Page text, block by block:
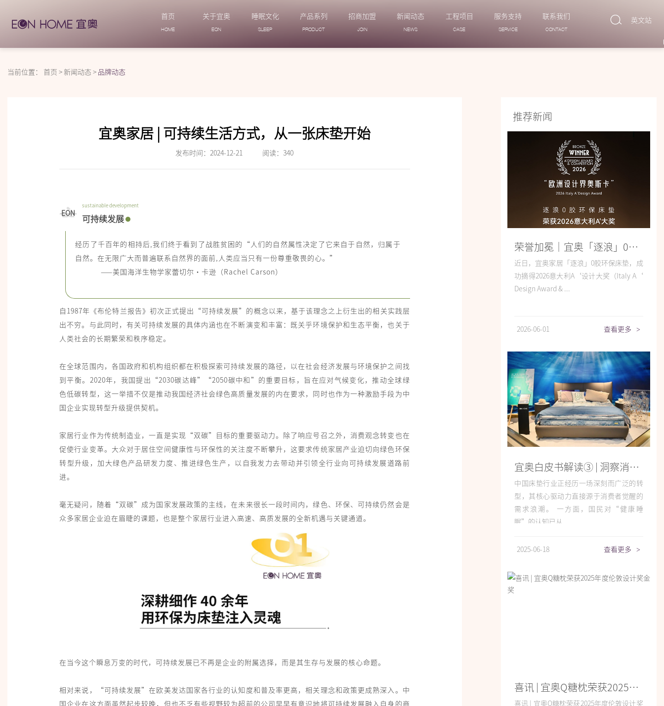
首页
HOME
关于宜奥
EON
睡眠文化
SLEEP
产品系列
PRODUCT
招商加盟
JOIN
新闻动态
NEWS
工程项目
CASE
服务支持
SERVICE
联系我们
CONTACT
英文站
当前位置： 首页 >新闻动态 > 品牌动态
宜奥家居 | 可持续生活方式，从一张床垫开始
发布时间：2024-12-21 阅读：340
EON
sustainable development
可持续发展
经历了千百年的相持后,我们终于看到了战胜贫困的“人们的自然属性决定了它来自于自然，归属于
自然。在无限广大而普遍联系自然界的面前,人类应当只有一份尊重敬畏的心。”
——美国海洋生物学家蕾切尔·卡逊（Rachel Carson）
自1987年《布伦特兰报告》初次正式提出“可持续发展”的概念以来，基于该理念之上衍生出的相关实践层
出不穷。与此同时，有关可持续发展的具体内涵也在不断演变和丰富：既关乎环境保护和生态平衡，也关于
人类社会的长期繁荣和秩序稳定。
在全球范围内，各国政府和机构组织都在积极探索可持续发展的路径，以在社会经济发展与环境保护之间找
到平衡。2020年，我国提出“2030碳达峰”“2050碳中和”的重要目标，旨在应对气候变化，推动全球绿
色低碳转型，这一举措不仅是推动我国经济社会绿色高质量发展的内在要求，同时也作为一种激励手段为中
国企业实现转型升级提供契机。
家居行业作为传统制造业，一直是实现“双碳”目标的重要驱动力。除了响应号召之外，消费观念转变也在
促使行业变革。大众对于居住空间健康性与环保性的关注度不断攀升，这要求传统家居产业迫切向绿色环保
转型升级，加大绿色产品研发力度、推进绿色生产，以自我发力去带动并引领全行业向可持续发展道路前
进。
毫无疑问，随着“双碳”成为国家发展政策的主线，在未来很长一段时间内，绿色、环保、可持续仍然会是
众多家居企业迫在眉睫的课题，也是整个家居行业进入高速、高质发展的全新机遇与关键通道。
在当今这个瞬息万变的时代，可持续发展已不再是企业的附属选择，而是其生存与发展的核心命题。
相对来说，“可持续发展”在欧美发达国家各行业的认知度和普及率更高，相关理念和政策更成熟深入。中
国企业在这方面虽然起步较晚，但也不乏有些视野较为超前的公司早早有意识地将可持续发展融入自身的商
推荐新闻
荣誉加冕｜宜奥「逐浪」0胶环保床垫斩获2026意大利A'设计大奖
近日，宜奥家居「逐浪」0胶环保床垫，成
功摘得2026意大利A‘设计大奖（Italy A‘
Design Award & ...
2026-06-01 查看更多 >
宜奥白皮书解读③ | 洞察消费趋势，重塑未来健康家居生活
中国床垫行业正经历一场深刻而广泛的转
型，其核心驱动力直接源于消费者觉醒的
需求浪潮。 一方面，国民对“健康睡
眠”的认知已从...
2025-06-18 查看更多 >
喜讯 | 宜奥Q糖枕荣获2025年度伦敦设计奖金奖
喜讯 | 宜奥Q糖枕荣获2025年度伦敦设计奖